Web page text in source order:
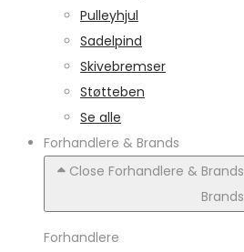
Pulleyhjul
Sadelpind
Skivebremser
Støtteben
Se alle
Forhandlere & Brands
Close Forhandlere & Brands
Brands
Forhandlere